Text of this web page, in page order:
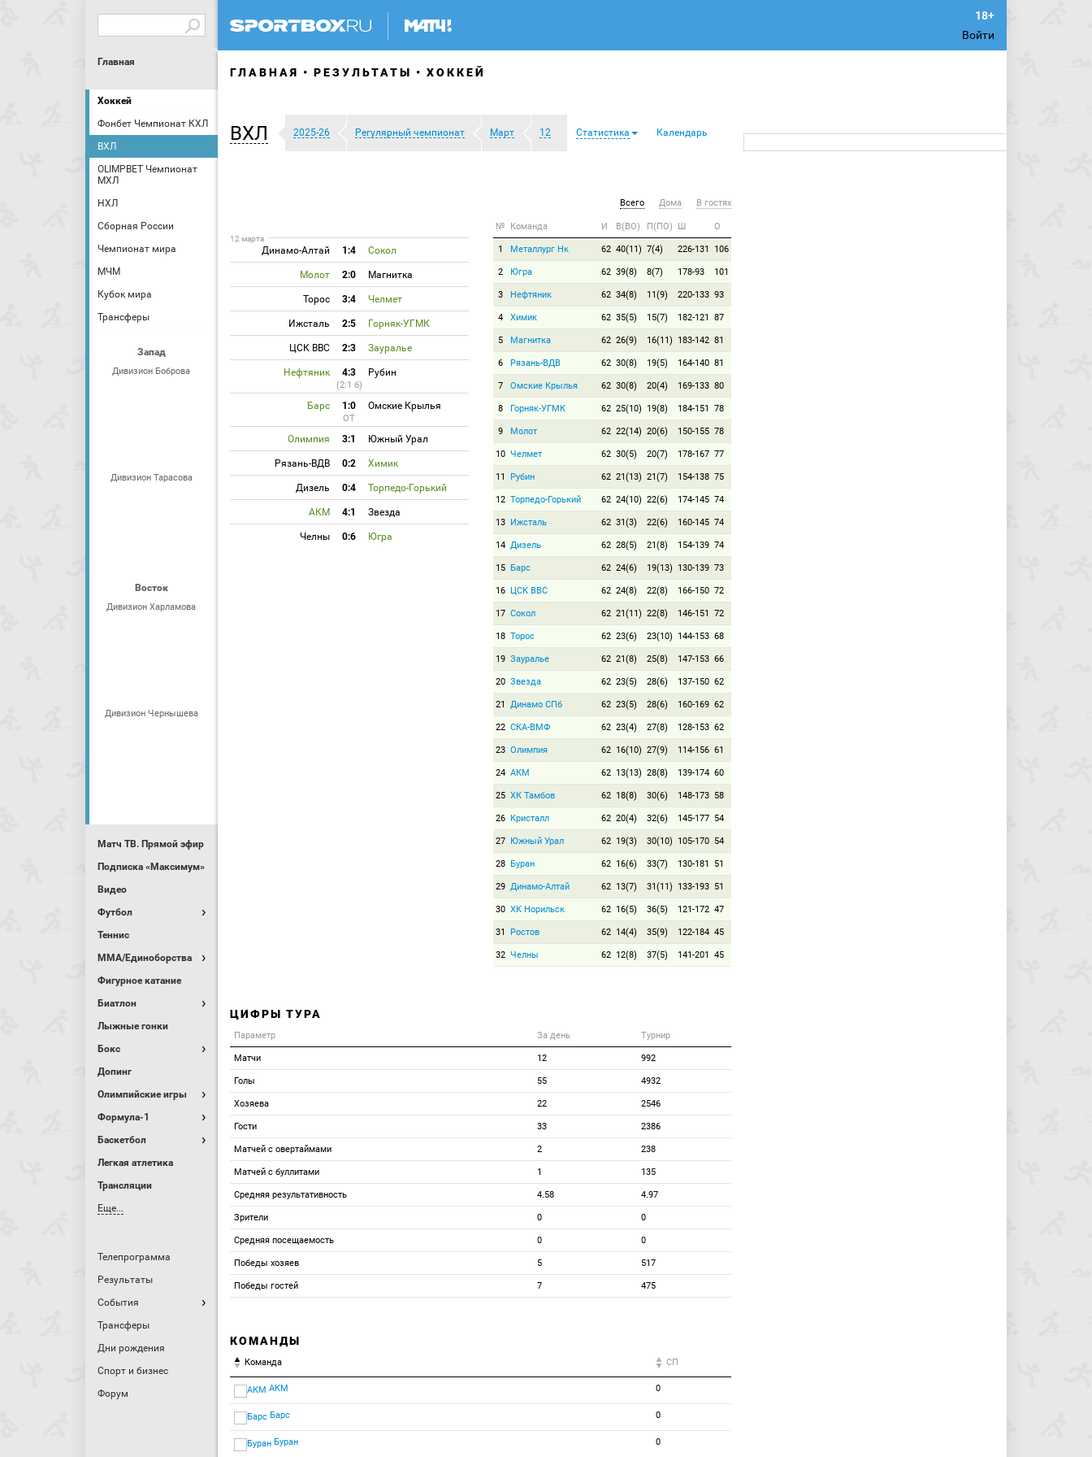
Войти
Главная
Хоккей
Фонбет Чемпионат КХЛ
ВХЛ
OLIMPBET Чемпионат
МХЛ
НХЛ
Сборная России
Чемпионат мира
МЧМ
Кубок мира
Трансферы
Запад
Дивизион Боброва
Дивизион Тарасова
Восток
Дивизион Харламова
Дивизион Чернышева
Матч ТВ. Прямой эфир
Подписка «Максимум»
Видео
Футбол
Теннис
MMA/Единоборства
Фигурное катание
Биатлон
Лыжные гонки
Бокс
Допинг
Олимпийские игры
Формула-1
Баскетбол
Легкая атлетика
Трансляции
Еще...
Телепрограмма
Результаты
События
Трансферы
Дни рождения
Спорт и бизнес
Форум
ГЛАВНАЯ РЕЗУЛЬТАТЫ ХОККЕЙ
ВХЛ 2025-26 Регулярный чемпионат Март 12 Статистика Календарь
12 марта
Динамо-Алтай 1:4 Сокол
Молот 2:0 Магнитка
Торос 3:4 Челмет
Ижсталь 2:5 Горняк-УГМК
ЦСК ВВС 2:3 Зауралье
Нефтяник 4:3 Рубин
(2:1 б)
Барс 1:0 Омские Крылья
ОТ
Олимпия 3:1 Южный Урал
Рязань-ВДВ 0:2 Химик
Дизель 0:4 Торпедо-Горький
АКМ 4:1 Звезда
Челны 0:6 Югра
Всего Дома В гостях
№ Команда И В(ВО) П(ПО) Ш О
1 Металлург Нк 62 40(11) 7(4) 226-131 106
2 Югра 62 39(8) 8(7) 178-93 101
3 Нефтяник 62 34(8) 11(9) 220-133 93
4 Химик 62 35(5) 15(7) 182-121 87
5 Магнитка 62 26(9) 16(11) 183-142 81
6 Рязань-ВДВ 62 30(8) 19(5) 164-140 81
7 Омские Крылья 62 30(8) 20(4) 169-133 80
8 Горняк-УГМК 62 25(10) 19(8) 184-151 78
9 Молот 62 22(14) 20(6) 150-155 78
10 Челмет 62 30(5) 20(7) 178-167 77
11 Рубин 62 21(13) 21(7) 154-138 75
12 Торпедо-Горький 62 24(10) 22(6) 174-145 74
13 Ижсталь 62 31(3) 22(6) 160-145 74
14 Дизель 62 28(5) 21(8) 154-139 74
15 Барс 62 24(6) 19(13) 130-139 73
16 ЦСК ВВС 62 24(8) 22(8) 166-150 72
17 Сокол 62 21(11) 22(8) 146-151 72
18 Торос 62 23(6) 23(10) 144-153 68
19 Зауралье 62 21(8) 25(8) 147-153 66
20 Звезда 62 23(5) 28(6) 137-150 62
21 Динамо СПб 62 23(5) 28(6) 160-169 62
22 СКА-ВМФ 62 23(4) 27(8) 128-153 62
23 Олимпия 62 16(10) 27(9) 114-156 61
24 АКМ 62 13(13) 28(8) 139-174 60
25 ХК Тамбов 62 18(8) 30(6) 148-173 58
26 Кристалл 62 20(4) 32(6) 145-177 54
27 Южный Урал 62 19(3) 30(10) 105-170 54
28 Буран 62 16(6) 33(7) 130-181 51
29 Динамо-Алтай 62 13(7) 31(11) 133-193 51
30 ХК Норильск 62 16(5) 36(5) 121-172 47
31 Ростов 62 14(4) 35(9) 122-184 45
32 Челны 62 12(8) 37(5) 141-201 45
ЦИФРЫ ТУРА
Параметр За день Турнир
Матчи 12 992
Голы 55 4932
Хозяева 22 2546
Гости 33 2386
Матчей с овертаймами 2 238
Матчей с буллитами 1 135
Средняя результативность 4.58 4.97
Зрители 0 0
Средняя посещаемость 0 0
Победы хозяев 5 517
Победы гостей 7 475
КОМАНДЫ
Команда СП
АКМ 0
Барс 0
Буран 0